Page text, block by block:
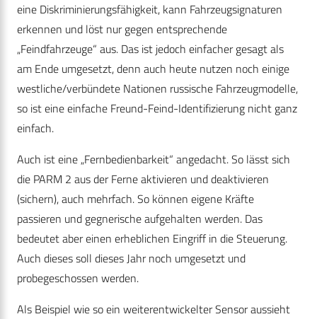
eine Diskriminierungsfähigkeit, kann Fahrzeugsignaturen
erkennen und löst nur gegen entsprechende
„Feindfahrzeuge“ aus. Das ist jedoch einfacher gesagt als
am Ende umgesetzt, denn auch heute nutzen noch einige
westliche/verbündete Nationen russische Fahrzeugmodelle,
so ist eine einfache Freund-Feind-Identifizierung nicht ganz
einfach.
Auch ist eine „Fernbedienbarkeit“ angedacht. So lässt sich
die PARM 2 aus der Ferne aktivieren und deaktivieren
(sichern), auch mehrfach. So können eigene Kräfte
passieren und gegnerische aufgehalten werden. Das
bedeutet aber einen erheblichen Eingriff in die Steuerung.
Auch dieses soll dieses Jahr noch umgesetzt und
probegeschossen werden.
Als Beispiel wie so ein weiterentwickelter Sensor aussieht